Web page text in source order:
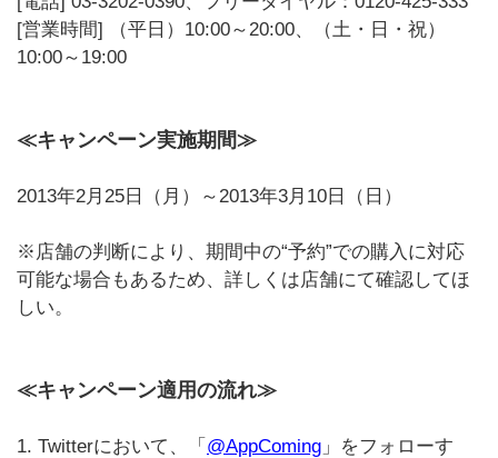
[営業時間] （平日）10:00～20:00、（土・日・祝）
10:00～19:00
≪キャンペーン実施期間≫
2013年2月25日（月）～2013年3月10日（日）
※店舗の判断により、期間中の“予約”での購入に対応
可能な場合もあるため、詳しくは店舗にて確認してほ
しい。
≪キャンペーン適用の流れ≫
1. Twitterにおいて、「 @AppComing 」をフォローす